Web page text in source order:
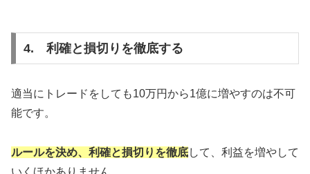
4. 利確と損切りを徹底する
適当にトレードをしても10万円から1億に増やすのは不可
能です。
ルールを決め、利確と損切りを徹底して、利益を増やして
いくほかありません。